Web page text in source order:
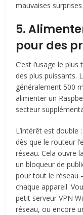
mauvaises
5.
pour des
C’est l’usage le
des plus puissants.
généralement 500
alimenter un
secteur
L’intérêt est double
dès que le routeur
réseau. Cela ouvre
un bloqueur de
pour tout le réseau
chaque appareil.
petit serveur VPN
réseau, ou encore